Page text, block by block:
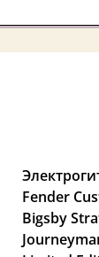
Fender
Bigsby